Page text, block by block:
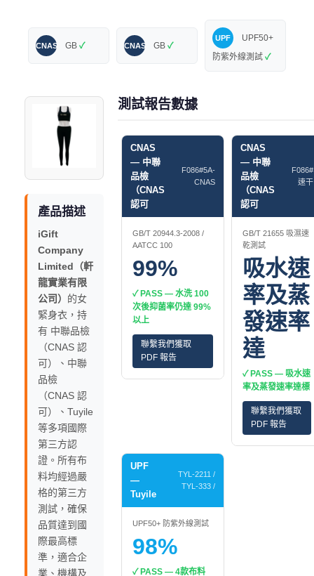
CNAS GB ✓ CNAS GB ✓
UPF
UPF50+
防紫外線測試 ✓
產品描述
iGift
Company
Limited（軒
龍實業有限
公司） 的女
緊身衣，持
有 中聯品檢
（CNAS 認
可）、中聯
品檢
（CNAS 認
可）、Tuyile
等多項國際
第三方認
證。所有布
料均經過嚴
格的第三方
測試，確保
品質達到國
際最高標
準，適合企
業、機構及
測試報告數據
CNAS
— 中聯
品檢
（CNAS
認可
F086#5A-
CNAS
GB/T 20944.3-2008 /
AATCC 100
99%
✓ PASS — 水洗 100
次後抑菌率仍達 99%
以上
聯繫我們獲取
PDF 報告
CNAS
— 中聯
品檢
（CNAS
認可
F086#
速干
GB/T 21655 吸濕速
乾測試
吸水速
率及蒸
發速率
達
✓ PASS — 吸水速
率及蒸發速率達標
聯繫我們獲取
PDF 報告
UPF
—
Tuyile
TYL-2211 /
TYL-333 /
UPF50+ 防紫外線測試
98%
✓ PASS — 4款布料